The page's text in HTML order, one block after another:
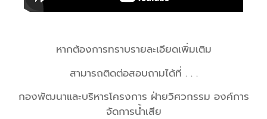
หากต้องการทราบรายละเอียดเพิ่มเติม
สามารถติดต่อสอบถามได้ที่ . . .
กองพัฒนาและบริหารโครงการ ฝ่ายวิศวกรรม องค์การ
จัดการน้ำเสีย